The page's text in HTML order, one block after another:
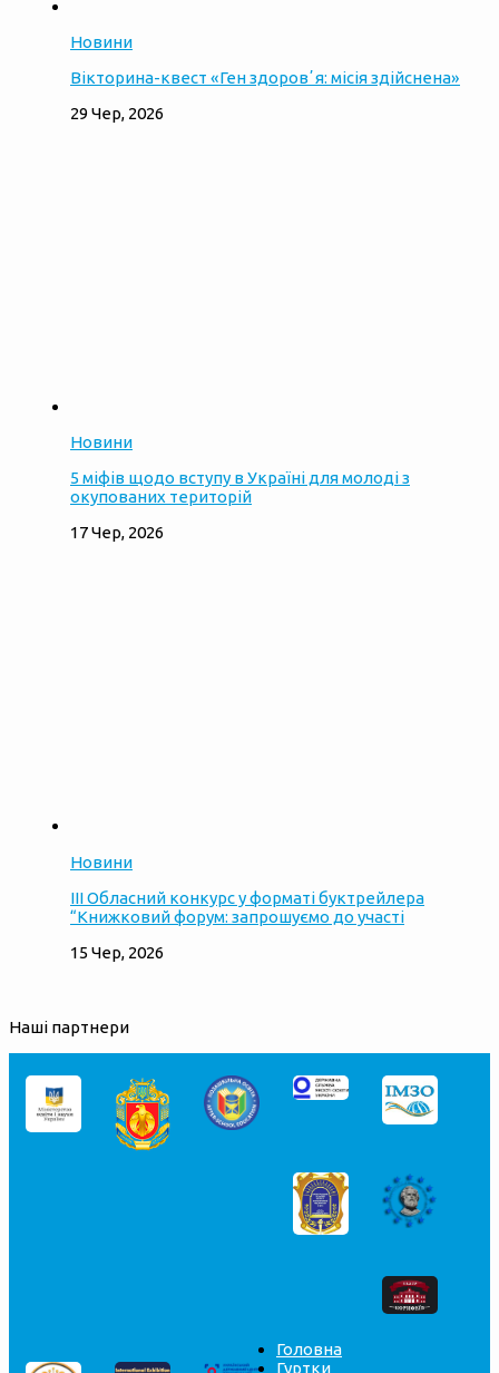
Новини
Вікторина-квест «Ген здоровʼя: місія здійснена»
29 Чер, 2026
Новини
5 міфів щодо вступу в Україні для молоді з
окупованих територій
17 Чер, 2026
Новини
ІІІ Обласний конкурс у форматі буктрейлера
“Книжковий форум: запрошуємо до участі
15 Чер, 2026
Наші партнери
Головна
Гуртки